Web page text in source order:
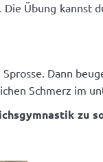
Übung kannst
Dann
Schmerz im
zu